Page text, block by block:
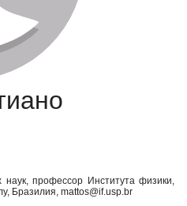
наук, профессор Института физики,
Бразилия, mattos@if.usp.br